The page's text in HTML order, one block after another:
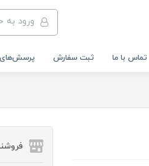
ورود به
تماس با ما ثبت سفارش پرسش‌های